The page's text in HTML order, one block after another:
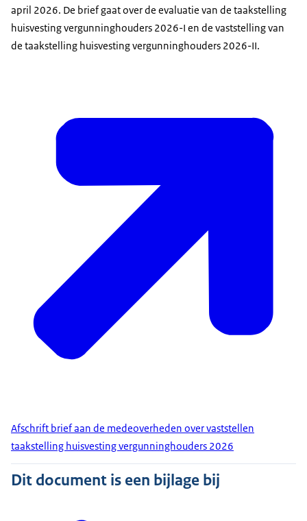
april 2026. De brief gaat over de evaluatie van de taakstelling
huisvesting vergunninghouders 2026-I en de vaststelling van
de taakstelling huisvesting vergunninghouders 2026-II.
Afschrift brief aan de medeoverheden over vaststellen
taakstelling huisvesting vergunninghouders 2026
Dit document is een bijlage bij